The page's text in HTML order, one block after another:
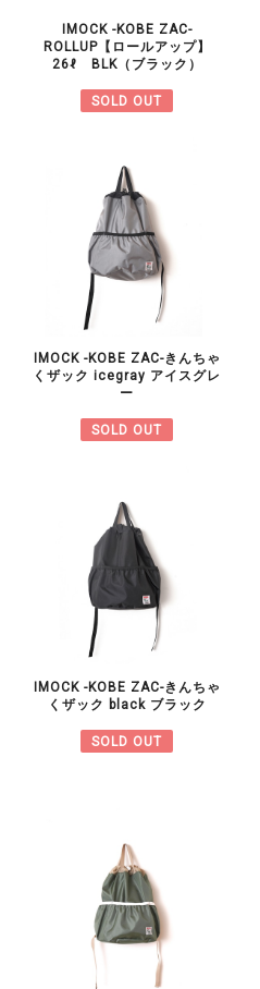
IMOCK -KOBE ZAC-
ROLLUP【ロールアップ】
26ℓ BLK（ブラック）
SOLD OUT
IMOCK -KOBE ZAC-きんちゃ
くザック icegray アイスグレ
ー
SOLD OUT
IMOCK -KOBE ZAC-きんちゃ
くザック black ブラック
SOLD OUT